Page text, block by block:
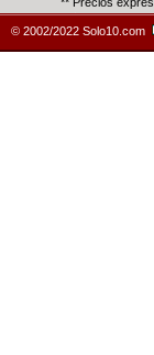
© 2002/2022 Solo10.com